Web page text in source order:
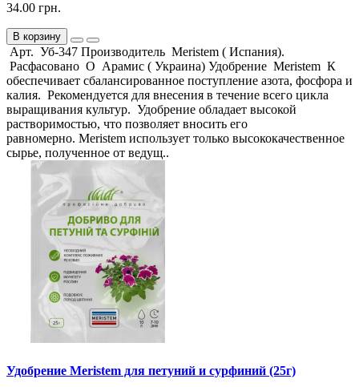
34.00 грн.
В корзину
Арт. Уб-347 Производитель Meristem ( Испания).
Расфасовано О Арамис ( Украина) Удобрение Meristem К
обеспечивает сбалансированное поступление азота, фосфора и
калия. Рекомендуется для внесения в течение всего цикла
выращивания культур. Удобрение обладает высокой
растворимостью, что позволяет вносить его
равномерно. Meristem использует только высококачественное
сырье, полученное от ведущ..
Удобрение Meristem для петуний и сурфиний (25г)